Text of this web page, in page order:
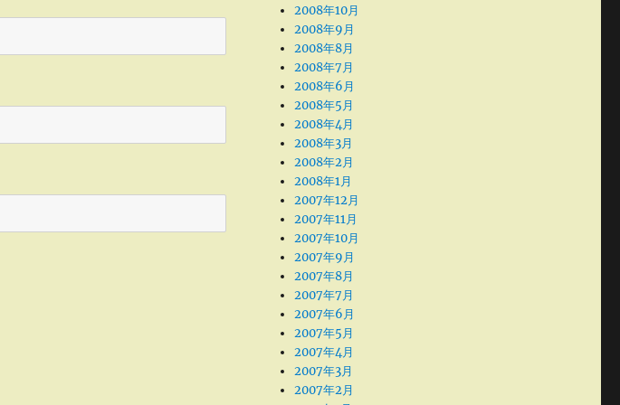
2008年10月
2008年9月
2008年8月
2008年7月
2008年6月
2008年5月
2008年4月
2008年3月
2008年2月
2008年1月
2007年12月
2007年11月
2007年10月
2007年9月
2007年8月
2007年7月
2007年6月
2007年5月
2007年4月
2007年3月
2007年2月